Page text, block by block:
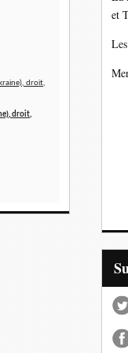
droit,
et